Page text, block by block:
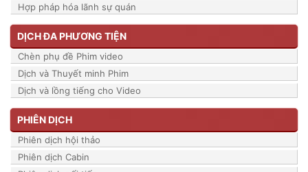
Hợp pháp hóa lãnh sự quán
DỊCH ĐA PHƯƠNG TIỆN
Chèn phụ đề Phim video
Dịch và Thuyết minh Phim
Dịch và lồng tiếng cho Video
PHIÊN DỊCH
Phiên dịch hội thảo
Phiên dịch Cabin